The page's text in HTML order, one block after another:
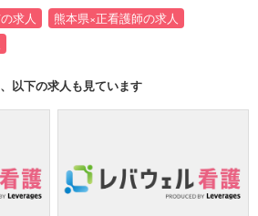
求人
熊本県×正看護師の求人
以下の求人も見ています